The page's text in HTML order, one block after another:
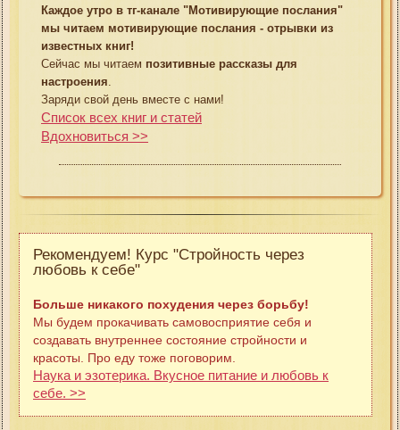
Каждое утро в тг-канале "Мотивирующие послания"
мы читаем мотивирующие послания - отрывки из
известных книг!
Сейчас мы читаем позитивные рассказы для
настроения
Заряди свой день вместе с нами!
Список всех книг и статей
Вдохновиться >>
Рекомендуем! Курс "Стройность через
любовь к себе"
Больше никакого похудения через борьбу!
Мы будем прокачивать самовосприятие себя и
создавать внутреннее состояние стройности и
красоты. Про еду тоже поговорим.
Наука и эзотерика. Вкусное питание и любовь к
себе. >>